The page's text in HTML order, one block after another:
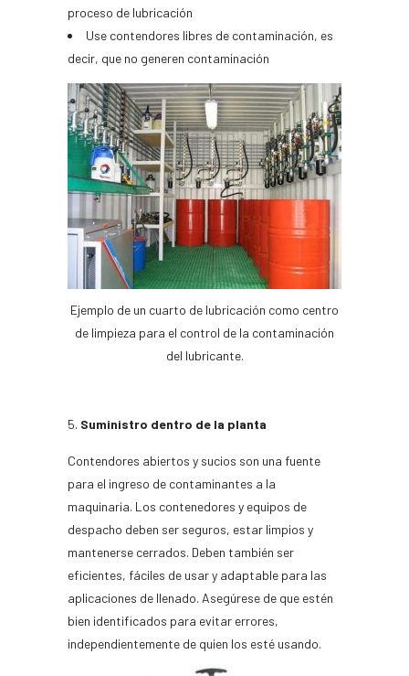
proceso de lubricación
Use contendores libres de contaminación, es
decir, que no generen contaminación
Ejemplo de un cuarto de lubricación como centro
de limpieza para el control de la contaminación
del lubricante.
Suministro dentro de la planta
Contendores abiertos y sucios son una fuente
para el ingreso de contaminantes a la
maquinaria. Los contenedores y equipos de
despacho deben ser seguros, estar limpios y
mantenerse cerrados. Deben también ser
eficientes, fáciles de usar y adaptable para las
aplicaciones de llenado. Asegúrese de que estén
bien identificados para evitar errores,
independientemente de quien los esté usando.